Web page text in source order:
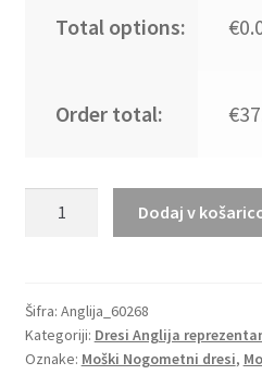
Total options:
Order total:
Vratar
Domači
2023
Dodaj v
Šifra: Anglija_60268
Kategoriji: Dresi Anglija
Oznake: Moški Nogometni dresi,